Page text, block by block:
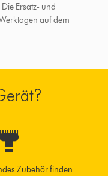
Die Ersatz- und
auf dem
Zubehör finden